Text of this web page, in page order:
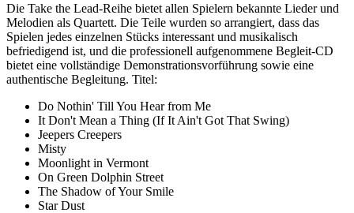
Die Take the Lead-Reihe bietet allen Spielern bekannte Lieder und
Melodien als Quartett. Die Teile wurden so arrangiert, dass das
Spielen jedes einzelnen Stücks interessant und musikalisch
befriedigend ist, und die professionell aufgenommene Begleit-CD
bietet eine vollständige Demonstrationsvorführung sowie eine
authentische Begleitung. Titel:
Do Nothin' Till You Hear from Me
It Don't Mean a Thing (If It Ain't Got That Swing)
Jeepers Creepers
Misty
Moonlight in Vermont
On Green Dolphin Street
The Shadow of Your Smile
Star Dust